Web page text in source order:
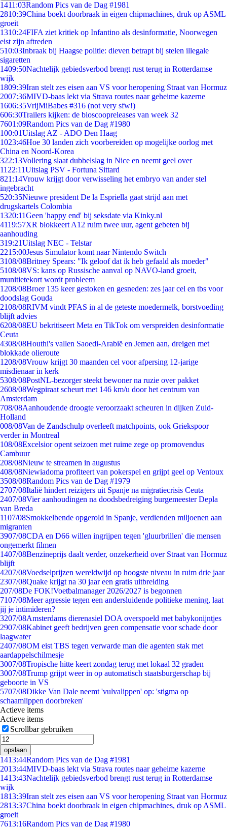
1411:03Random Pics van de Dag #1981
2810:39China boekt doorbraak in eigen chipmachines, druk op ASML
groeit
1310:24FIFA ziet kritiek op Infantino als desinformatie, Noorwegen
eist zijn aftreden
510:03Inbraak bij Haagse politie: dieven betrapt bij stelen illegale
sigaretten
1409:50Nachtelijk gebiedsverbod brengt rust terug in Rotterdamse
wijk
1809:39Iran stelt zes eisen aan VS voor heropening Straat van Hormuz
2007:36MIVD-baas lekt via Strava routes naar geheime kazerne
1606:35VrijMiBabes #316 (not very sfw!)
606:30Trailers kijken: de bioscoopreleases van week 32
7601:09Random Pics van de Dag #1980
100:01Uitslag AZ - ADO Den Haag
1023:46Hoe 30 landen zich voorbereiden op mogelijke oorlog met
China en Noord-Korea
322:13Vollering slaat dubbelslag in Nice en neemt geel over
11 22:11Uitslag PSV - Fortuna Sittard
821:14Vrouw krijgt door verwisseling het embryo van ander stel
ingebracht
520:35Nieuwe president De la Espriella gaat strijd aan met
drugskartels Colombia
1320:11Geen 'happy end' bij seksdate via Kinky.nl
4119:57XR blokkeert A12 ruim twee uur, agent gebeten bij
aanhouding
319:21Uitslag NEC - Telstar
2215:00Jesus Simulator komt naar Nintendo Switch
3108/08Britney Spears: "Ik geloof dat ik heb gefaald als moeder"
5108/08VS: kans op Russische aanval op NAVO-land groeit,
munitietekort wordt probleem
1208/08Broer 135 keer gestoken en gesneden: zes jaar cel en tbs voor
doodslag Gouda
2108/08RIVM vindt PFAS in al de geteste moedermelk, borstvoeding
blijft advies
6208/08EU bekritiseert Meta en TikTok om verspreiden desinformatie
Ceuta
4308/08Houthi's vallen Saoedi-Arabië en Jemen aan, dreigen met
blokkade olieroute
1208/08Vrouw krijgt 30 maanden cel voor afpersing 12-jarige
misdienaar in kerk
5308/08PostNL-bezorger steekt bewoner na ruzie over pakket
2608/08Wegpiraat scheurt met 146 km/u door het centrum van
Amsterdam
708/08Aanhoudende droogte veroorzaakt scheuren in dijken Zuid-
Holland
008/08Van de Zandschulp overleeft matchpoints, ook Griekspoor
verder in Montreal
108/08Excelsior opent seizoen met ruime zege op promovendus
Cambuur
208/08Nieuw te streamen in augustus
408/08Niewiadoma profiteert van pokerspel en grijpt geel op Ventoux
3508/08Random Pics van de Dag #1979
2707/08Italië hindert reizigers uit Spanje na migratiecrisis Ceuta
2407/08Vier aanhoudingen na doodsbedreiging burgemeester Depla
van Breda
1107/08Smokkelbende opgerold in Spanje, verdienden miljoenen aan
migranten
3907/08CDA en D66 willen ingrijpen tegen 'gluurbrillen' die mensen
ongemerkt filmen
1407/08Benzineprijs daalt verder, onzekerheid over Straat van Hormuz
blijft
4207/08Voedselprijzen wereldwijd op hoogste niveau in ruim drie jaar
2307/08Quake krijgt na 30 jaar een gratis uitbreiding
207/08De FOK!Voetbalmanager 2026/2027 is begonnen
7107/08Meer agressie tegen een andersluidende politieke mening, laat
jij je intimideren?
3207/08Amsterdams dierenasiel DOA overspoeld met babykonijntjes
2907/08Kabinet geeft bedrijven geen compensatie voor schade door
laagwater
2407/08OM eist TBS tegen verwarde man die agenten stak met
aardappelschilmesje
3007/08Tropische hitte keert zondag terug met lokaal 32 graden
3007/08Trump grijpt weer in op automatisch staatsburgerschap bij
geboorte in VS
5707/08Dikke Van Dale neemt 'vulvalippen' op: 'stigma op
schaamlippen doorbreken'
Actieve items
Actieve items
Scrollbar gebruiken
opslaan
1413:44Random Pics van de Dag #1981
2013:44MIVD-baas lekt via Strava routes naar geheime kazerne
1413:43Nachtelijk gebiedsverbod brengt rust terug in Rotterdamse
wijk
1813:39Iran stelt zes eisen aan VS voor heropening Straat van Hormuz
2813:37China boekt doorbraak in eigen chipmachines, druk op ASML
groeit
7613:16Random Pics van de Dag #1980